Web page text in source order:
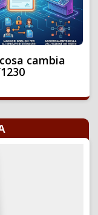
cambia